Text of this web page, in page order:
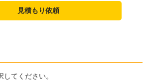
見積もり依頼
てください。